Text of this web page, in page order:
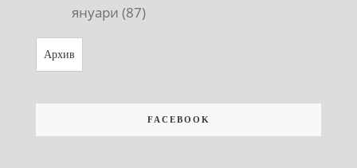
януари (87)
Архив
FACEBOOK